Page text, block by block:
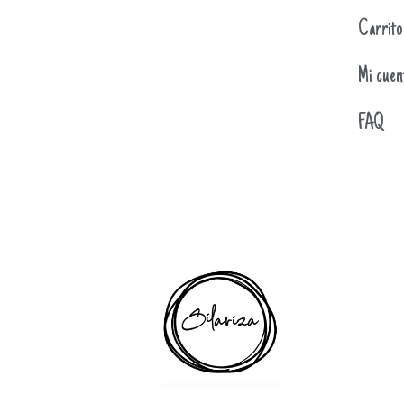
Carrito
Mi
FAQ